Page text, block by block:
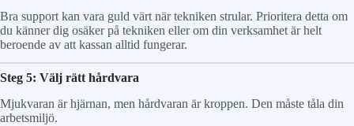
Bra support kan vara guld värt när tekniken strular. Prioritera detta om
du känner dig osäker på tekniken eller om din verksamhet är helt
beroende av att kassan alltid fungerar.
Steg 5: Välj rätt hårdvara
Mjukvaran är hjärnan, men hårdvaran är kroppen. Den måste tåla din
arbetsmiljö.